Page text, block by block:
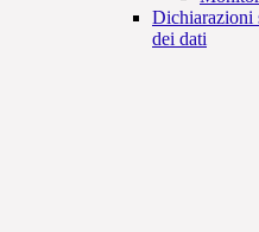
Dichiarazioni
dei dati